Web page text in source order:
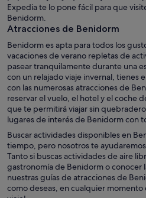
Expedia te lo pone fácil para que
Benidorm.
Atracciones de Benidorm
Benidorm es apta para todos los
vacaciones de verano repletas de
pasear tranquilamente durante una
con un relajado viaje invernal, tienes
con las numerosas atracciones de
reservar el vuelo, el hotel y el coche
que te permitirá viajar sin
lugares de interés de Benidorm con
Buscar actividades disponibles en
tiempo, pero nosotros te ayudaremos
Tanto si buscas actividades de aire
gastronomía de Benidorm o conocer
nuestras guías de atracciones de
como deseas, en cualquier